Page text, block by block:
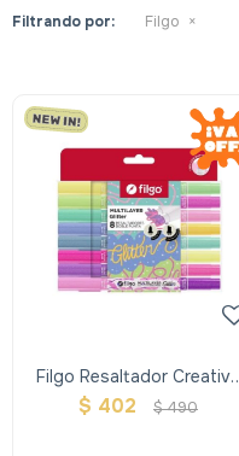
Filtrando por: Filgo
Filgo Resaltador Creativo
Doble Punta Multilayer -
$ 402 $490